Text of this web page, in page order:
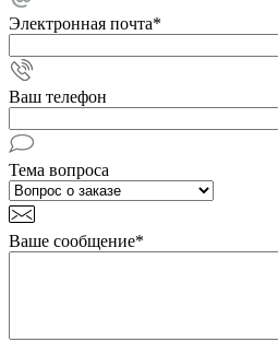
Электронная почта*
Ваш телефон
Тема вопроса
Ваше сообщение*